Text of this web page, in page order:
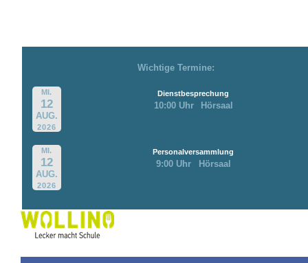
Wichtige Termine:
MI.
12
AUG.
2026
Dienstbesprechung
10:00 Uhr Hörsaal
MI.
12
AUG.
2026
Personalversammlung
9:00 Uhr Hörsaal